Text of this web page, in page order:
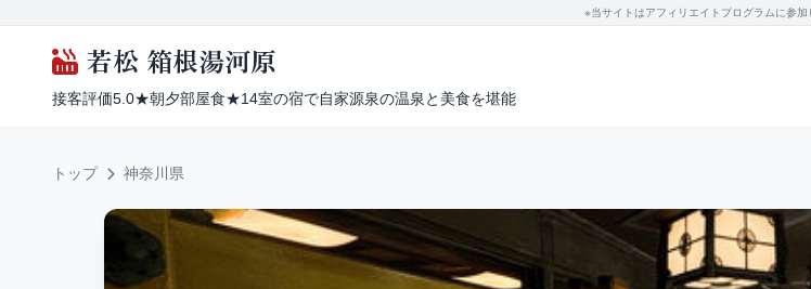
※当サイトはアフィリエイトプログラムに参加
若松 箱根湯河原
接客評価5.0★朝夕部屋食★14室の宿で自家源泉の温泉と美食を堪能
トップ 神奈川県